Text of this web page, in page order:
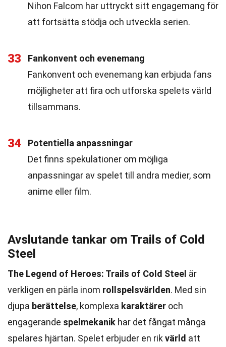
Nihon Falcom har uttryckt sitt engagemang för
att fortsätta stödja och utveckla serien.
33
Fankonvent och evenemang
Fankonvent och evenemang kan erbjuda fans
möjligheter att fira och utforska spelets värld
tillsammans.
34
Potentiella anpassningar
Det finns spekulationer om möjliga
anpassningar av spelet till andra medier, som
anime eller film.
Avslutande tankar om Trails of Cold
Steel
The Legend of Heroes: Trails of Cold Steel är
verkligen en pärla inom rollspelsvärlden. Med sin
djupa berättelse, komplexa karaktärer och
engagerande spelmekanik har det fångat många
spelares hjärtan. Spelet erbjuder en rikvärld att